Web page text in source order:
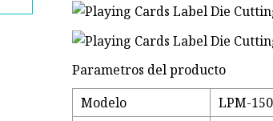
Parametros del producto
Modelo
LPM-150